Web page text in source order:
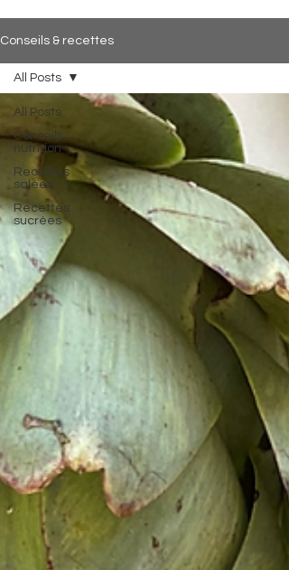
Conseils & recettes
All Posts
Conseils
nutrition
Recettes
salées
Recettes
sucrées
All Posts